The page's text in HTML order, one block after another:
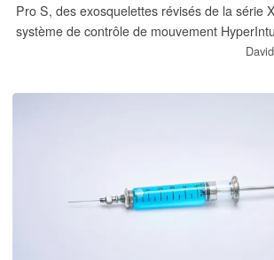
Pro S, des exosquelettes révisés de la série
système de contrôle de mouvement
offrant jusqu'à 1000 W d'assistance à la
recherche et de sauvetage (SAR) du monde